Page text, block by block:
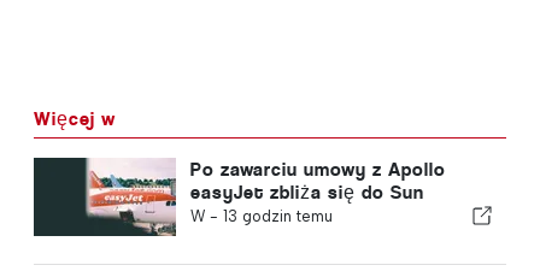
Więcej w
Po zawarciu umowy z Apollo
easyJet zbliża się do Sun
W - 13 godzin temu